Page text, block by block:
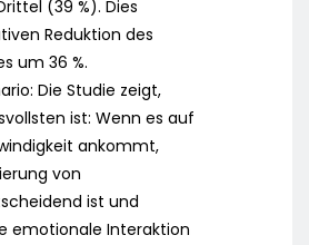
(39 %). Dies
Reduktion des
um 36 %.
Die Studie zeigt,
ist: Wenn es auf
ankommt,
von
ist und
emotionale Interaktion